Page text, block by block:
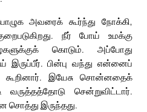
அவரைக் கூர்ந்து நோக்கி,
நீர் போய் உமக்கு
கொடும். அப்போது
பின்பு வந்து என்னைப்
கூறினார். இயேசு சொன்னதைக்
சென்றுவிட்டார்.
சொத்து இருந்தது.